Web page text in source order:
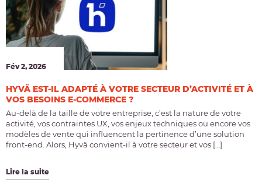
Fév 2, 2026
HYVÄ EST-IL ADAPTÉ À VOTRE SECTEUR D’ACTIVITÉ ET À
VOS BESOINS E-COMMERCE ?
Au-delà de la taille de votre entreprise, c’est la nature de votre
activité, vos contraintes UX, vos enjeux techniques ou encore vos
modèles de vente qui influencent la pertinence d’une solution
front-end. Alors, Hyvä convient-il à votre secteur et vos […]
Lire la suite